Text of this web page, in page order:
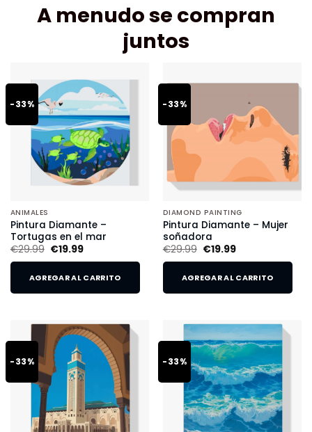
A menudo se compran
juntos
-33%
ANIMALES
Pintura Diamante –
Tortugas en el mar
€29.99 €19.99
AGREGAR AL CARRITO
-33%
DIAMOND PAINTING
Pintura Diamante – Mujer
soñadora
€29.99 €19.99
AGREGAR AL CARRITO
-33% -33%